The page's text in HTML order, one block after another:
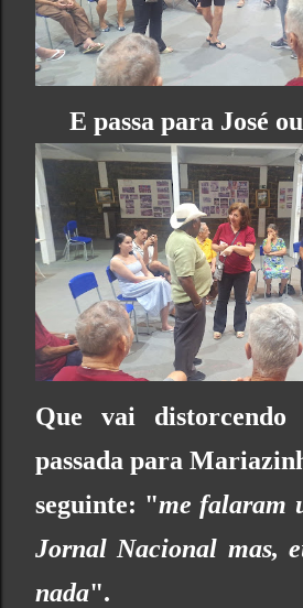
E passa para José
Que vai
passada para
seguinte: "me falaram
Jornal Nacional mas,
nada".